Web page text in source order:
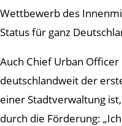
Wettbewerb des
Status für ganz
Auch Chief Urban
deutschlandweit der
einer Stadtverwaltung
durch die Förderung: